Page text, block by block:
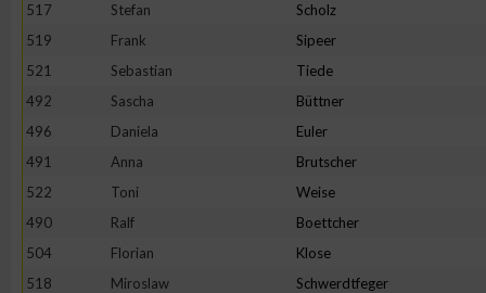
517
Stefan Scholz
519
Frank Sipeer
521
Sebastian Tiede
492
Sascha Büttner
496
Daniela Euler
491
Anna Brutscher
522
Toni Weise
490
Ralf Boettcher
504
Florian Klose
518
Miroslaw Schwerdtfeger